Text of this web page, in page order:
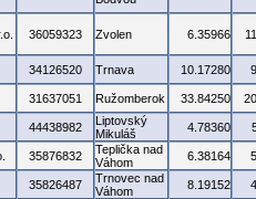
36059323 Zvolen 6.35966
34126520 Trnava 10.17280
31637051 Ružomberok 33.84250
44438982
Liptovský
Mikuláš
4.78360
35876832
Teplička nad
Váhom
6.38164
35826487
Trnovec nad
Váhom
8.19152